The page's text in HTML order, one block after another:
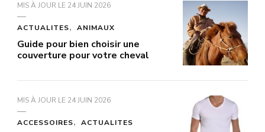
MIS À JOUR LE 24 JUIN 2026
ACTUALITES ANIMAUX
Guide pour bien choisir une
couverture pour votre cheval
MIS À JOUR LE 24 JUIN 2026
ACCESSOIRES ACTUALITES